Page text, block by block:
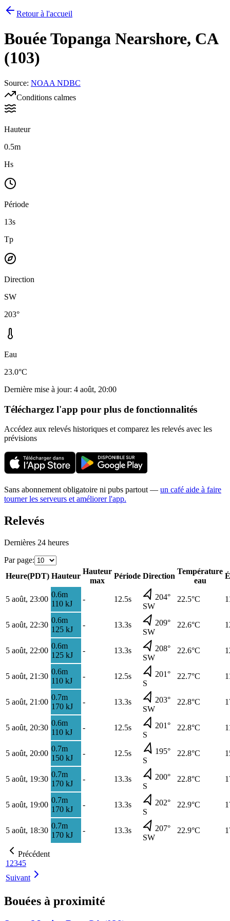
Retour à l'accueil
BouéeTopanga Nearshore, CA
(103)
Source: NOAA NDBC
Conditions calmes
Hauteur
0.5m
Hs
Période
13s
Tp
Direction
SW
203°
Eau
23.0°C
Dernière mise à jour: 4 août, 20:00
Téléchargez l'app pour plus de fonctionnalités
Accédez aux relevés historiques et comparez les relevés avec les
prévisions
Sans abonnement obligatoire ni pubs partout — un café aide à faire
tourner les serveurs et améliorer l'app.
Relevés
Dernières 24 heures
Par page:
Heure(PDT) Hauteur
Hauteur
max
Période Direction
Température
eau
5 août, 23:00
0.6m
110 kJ
- 12.5s 204°
SW
22.5°C
5 août, 22:30
0.6m
125 kJ
- 13.3s 209°
SW
22.6°C
5 août, 22:00
0.6m
125 kJ
- 13.3s 208°
SW
22.6°C
5 août, 21:30
0.6m
110 kJ
- 12.5s 201°
S
22.7°C
5 août, 21:00
0.7m
170 kJ
- 13.3s 203°
SW
22.8°C
5 août, 20:30
0.6m
110 kJ
- 12.5s 201°
S
22.8°C
5 août, 20:00
0.7m
150 kJ
- 12.5s 195°
S
22.8°C
5 août, 19:30
0.7m
170 kJ
- 13.3s 200°
S
22.8°C
5 août, 19:00
0.7m
170 kJ
- 13.3s 202°
S
22.9°C
5 août, 18:30
0.7m
170 kJ
- 13.3s 207°
SW
22.9°C
Précédent
1 2345
Suivant
Bouées à proximité